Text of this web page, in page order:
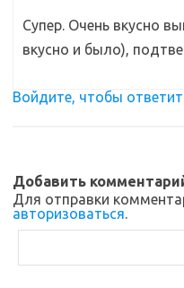
Супер. Очень вкусно
вкусно и было),
Войдите, чтобы
Добавить
Для отправки
авторизоваться.